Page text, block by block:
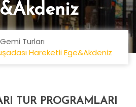
Gemi Turları
Hareketli Ege&Akdeniz
TUR PROGRAMLARI